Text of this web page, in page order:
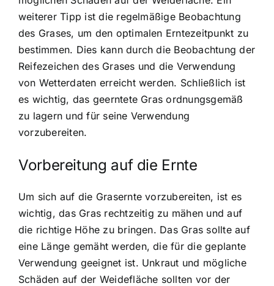
weiterer Tipp ist die regelmäßige Beobachtung
des Grases, um den optimalen Erntezeitpunkt zu
bestimmen. Dies kann durch die Beobachtung der
Reifezeichen des Grases und die Verwendung
von Wetterdaten erreicht werden. Schließlich ist
es wichtig, das geerntete Gras ordnungsgemäß
zu lagern und für seine Verwendung
vorzubereiten.
Vorbereitung auf die Ernte
Um sich auf die Grasernte vorzubereiten, ist es
wichtig, das Gras rechtzeitig zu mähen und auf
die richtige Höhe zu bringen. Das Gras sollte auf
eine Länge gemäht werden, die für die geplante
Verwendung geeignet ist. Unkraut und mögliche
Schäden auf der Weidefläche sollten vor der